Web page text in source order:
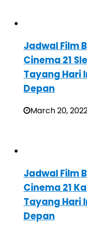
Jadwal Film
Cinema 21
Tayang Hari
Depan
March 20,
Jadwal Film
Cinema 21
Tayang Hari
Depan